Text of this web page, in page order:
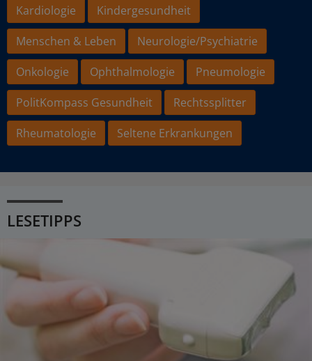
Kardiologie
Kindergesundheit
Menschen & Leben
Neurologie/Psychiatrie
Onkologie
Ophthalmologie
Pneumologie
PolitKompass Gesundheit
Rechtssplitter
Rheumatologie
Seltene Erkrankungen
LESETIPPS